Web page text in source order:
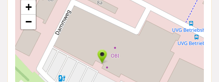
+
−